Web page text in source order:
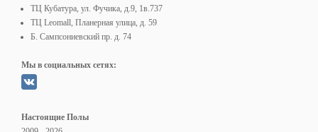
ТЦ Кубатура, ул. Фучика, д.9, 1в.737
ТЦ Leomall, Планерная улица, д. 59
Б. Сампсониевский пр. д. 74
Мы в социальных сетях:
Настоящие Полы